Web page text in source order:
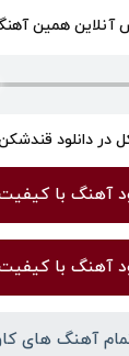
آنلاین همین
در دانلود
آهنگ با کیفیت
آهنگ با کیفیت
آهنگ های